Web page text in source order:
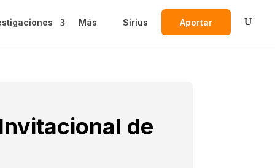
Más Sirius Aportar
de